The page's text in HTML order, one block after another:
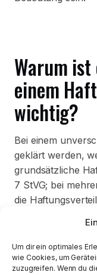
Um dir ein optimales
wie Cookies, um
zuzugreifen. Wenn du
Warum
einem
wichtig?
Bei einem
geklärt werden,
grundsätzliche
7 StVG; bei
die
Ansprüche unter
direkt gegen den
gemacht werden